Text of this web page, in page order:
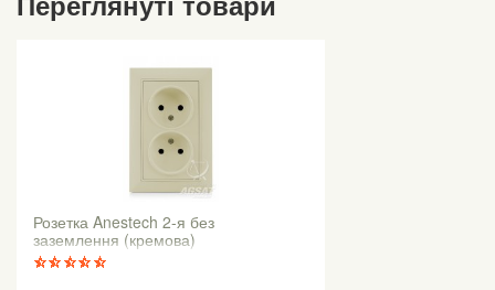
Розетка Anestech 2-я без
заземлення (кремова)